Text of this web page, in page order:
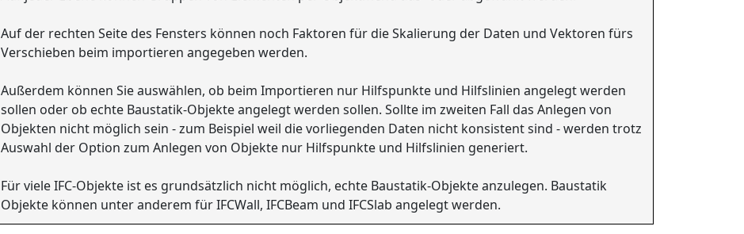
Auf der rechten Seite des Fensters können noch Faktoren für die Skalierung der Daten und Vektoren fürs
Verschieben beim importieren angegeben werden.
Außerdem können Sie auswählen, ob beim Importieren nur Hilfspunkte und Hilfslinien angelegt werden
sollen oder ob echte Baustatik-Objekte angelegt werden sollen. Sollte im zweiten Fall das Anlegen von
Objekten nicht möglich sein - zum Beispiel weil die vorliegenden Daten nicht konsistent sind - werden trotz
Auswahl der Option zum Anlegen von Objekte nur Hilfspunkte und Hilfslinien generiert.
Für viele IFC-Objekte ist es grundsätzlich nicht möglich, echte Baustatik-Objekte anzulegen. Baustatik
Objekte können unter anderem für IFCWall, IFCBeam und IFCSlab angelegt werden.